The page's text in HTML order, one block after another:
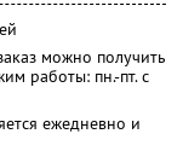
можно получить
работы: пн.-пт. с
ежедневно и